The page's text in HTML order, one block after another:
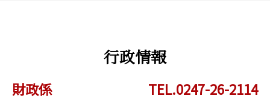
行政情報
財政係 TEL.0247-26-2114